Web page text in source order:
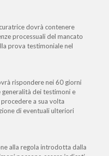
dovrà contenere
processuali del mancato
prova testimoniale nel
rispondere nei 60 giorni
generalità dei testimoni e
a sua volta
di eventuali ulteriori
alla regola introdotta dalla